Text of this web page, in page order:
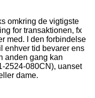
omkring de vigtigste
for transaktionen, fx
med. I den forbindelse
enhver tid bevarer ens
anden gang kan
2524-080CN), uanset
dame.